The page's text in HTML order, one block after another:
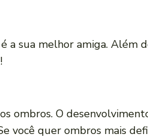
é a sua melhor amiga. Além
ombros. O
quer ombros mais